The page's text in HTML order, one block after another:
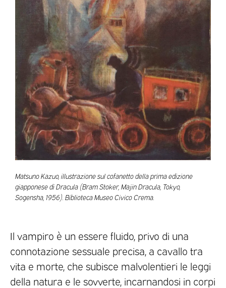
Matsuno Kazuo, illustrazione sul cofanetto della prima edizione
giapponese di Dracula (Bram Stoker, Majin Dracula, Tokyo,
Sogensha, 1956). Biblioteca Museo Civico Crema.
Il vampiro è un essere fluido, privo di una
connotazione sessuale precisa, a cavallo tra
vita e morte, che subisce malvolentieri le leggi
della natura e le sovverte, incarnandosi in corpi